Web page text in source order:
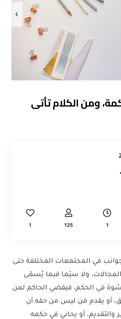
ومن الكلام تأتى
1
125
1
في المجتمعات المختلفة حتى
ولا سيّما فيما يُسمّى
في الحكم، فيقضي الحاكم لمن
أو يقدم مَن ليس من حقه أن
والتقديم، أو يحابي في حكمه